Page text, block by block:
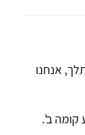
אנחנו